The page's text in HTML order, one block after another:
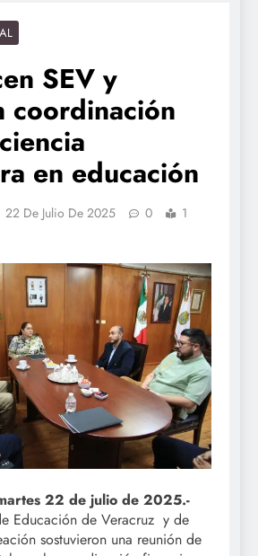
SEV y
coordinación
en educación
22 De Julio De 2025 0
1
22 de julio de 2025.-
Educación de Veracruz y de
sostuvieron una reunión de